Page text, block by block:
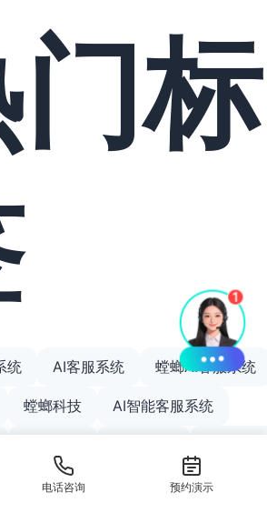
标
统 AI客服系统 螳螂AI客服系统
螳螂科技 AI智能客服系统
播系统 北京AI客服系统
电话咨询 预约演示